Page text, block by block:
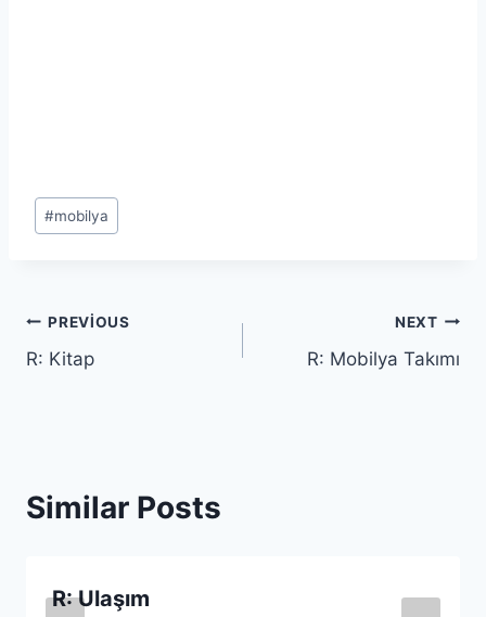
Post
Tags:
#mobilya
Yazı
gezinmesi
PREVIOUS
R: Kitap
NEXT
R: Mobilya Takımı
Similar Posts
R: Ulaşım